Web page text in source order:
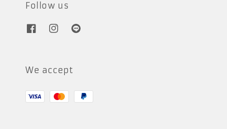
Follow us
We accept